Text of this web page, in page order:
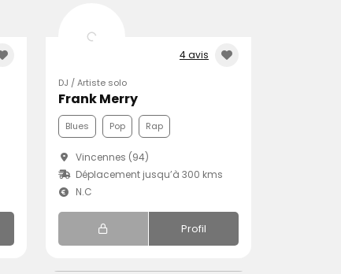
4 avis
DJ / Artiste solo
Frank Merry
Blues Pop Rap
Vincennes (94)
Déplacement jusqu’à 300 kms
N.C
Profil